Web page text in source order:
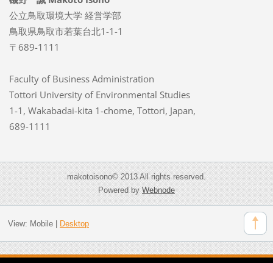
公立鳥取環境大学 経営学部
鳥取県鳥取市若葉台北1-1-1
〒689-1111
Faculty of Business Administration
Tottori University of Environmental Studies
1-1, Wakabadai-kita 1-chome, Tottori, Japan,
689-1111
makotoisono© 2013 All rights reserved.
Powered byWebnode
View: Mobile| Desktop